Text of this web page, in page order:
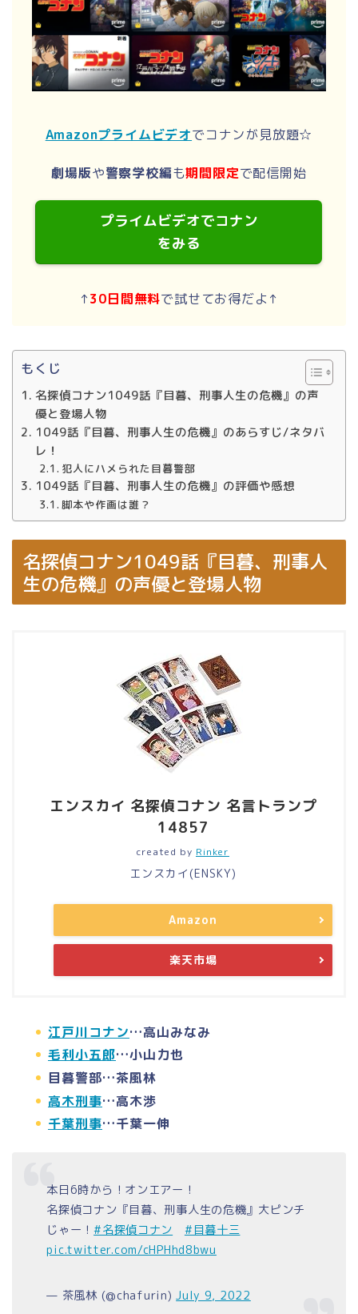
Amazonプライムビデオでコナンが見放題☆
劇場版や警察学校編も期間限定で配信開始
プライムビデオでコナン
をみる
↑30日間無料で試せてお得だよ↑
もくじ
名探偵コナン1049話『目暮、刑事人生の危機』の声
優と登場人物
1049話『目暮、刑事人生の危機』のあらすじ/ネタバ
レ！
犯人にハメられた目暮警部
1049話『目暮、刑事人生の危機』の評価や感想
脚本や作画は誰？
名探偵コナン1049話『目暮、刑事人
生の危機』の声優と登場人物
エンスカイ 名探偵コナン 名言トランプ
14857
created by Rinker
エンスカイ(ENSKY)
Amazon
楽天市場
江戸川コナン…高山みなみ
毛利小五郎…小山力也
目暮警部…茶風林
高木刑事…高木渉
千葉刑事…千葉一伸
本日6時から！オンエアー！
名探偵コナン『目暮、刑事人生の危機』大ピンチ
じゃー！#名探偵コナン
#目暮十三
pic.twitter.com/cHPHhd8bwu
— 茶風林 (@chafurin)July 9, 2022